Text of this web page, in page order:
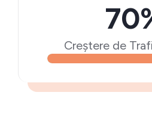
Creștere de